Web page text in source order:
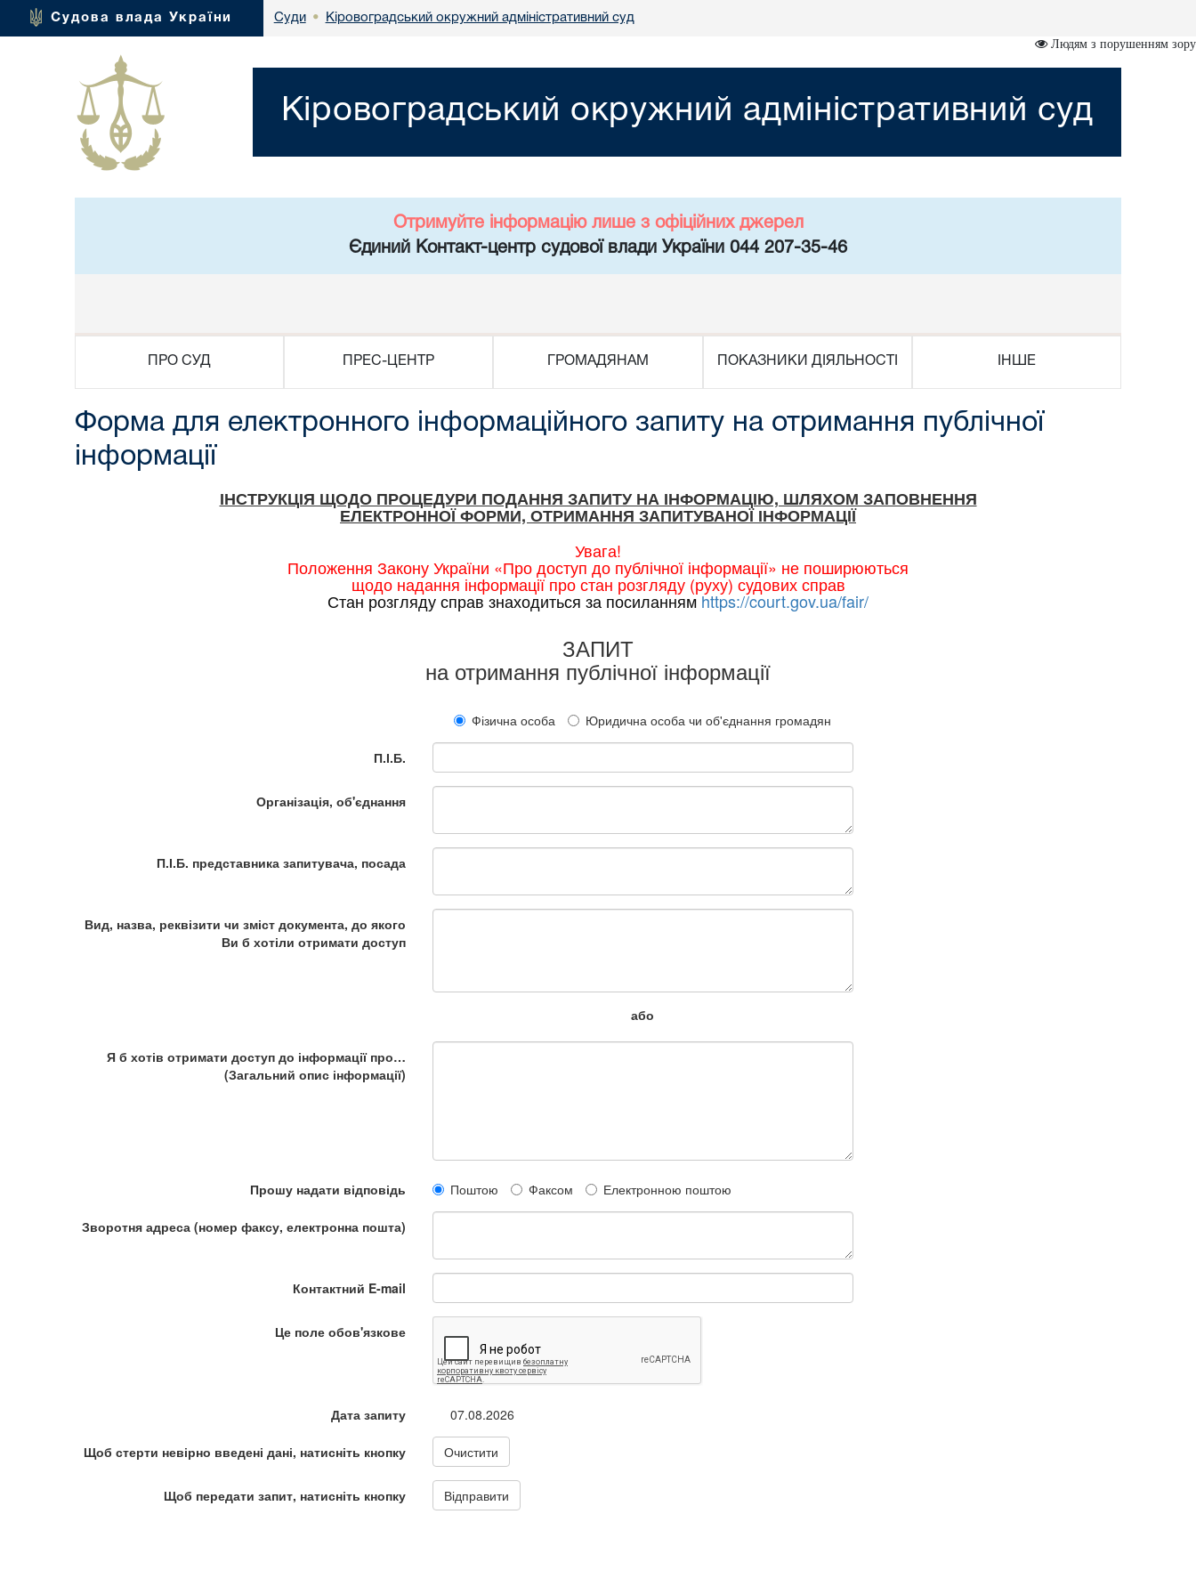
Судова влада України Суди • Кіровоградський окружний адміністративний суд
Людям з порушенням зору
Кіровоградський окружний адміністративний суд
Отримуйте інформацію лише з офіційних джерел
Єдиний Контакт-центр судової влади України 044 207-35-46
ПРО СУД ПРЕС-ЦЕНТР ГРОМАДЯНАМ ПОКАЗНИКИ ДІЯЛЬНОСТІ ІНШЕ
Форма для електронного інформаційного запиту на отримання публічної
інформації